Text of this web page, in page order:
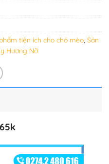
tiện ích cho chó mèo, Sản
Hương Nỡ